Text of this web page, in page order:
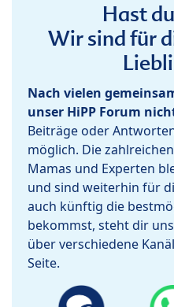
Hast
Wir sind für
Nach vielen
unser HiPP Forum
Beiträge oder
möglich. Die
Mamas und Experten
und sind weiterhin für
auch künftig die
bekommst, steht dir
über verschiedene
Seite.